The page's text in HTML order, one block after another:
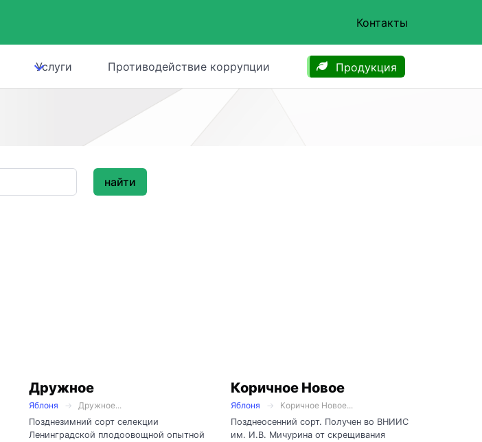
Контакты
Услуги Противодействие коррупции Продукция
найти
Дружное
Яблоня
Дружное...
Позднезимний сорт селекции
Ленинградской плодоовощной опытной
Коричное Новое
Яблоня
Коричное Новое...
Позднеосенний сорт. Получен во ВНИИС
им. И.В. Мичурина от скрещивания